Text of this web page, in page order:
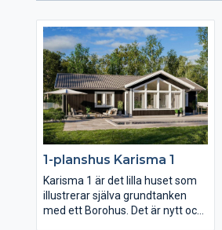
1-planshus Karisma 1
Karisma 1 är det lilla huset som
illustrerar själva grundtanken
med ett Borohus. Det är nytt och